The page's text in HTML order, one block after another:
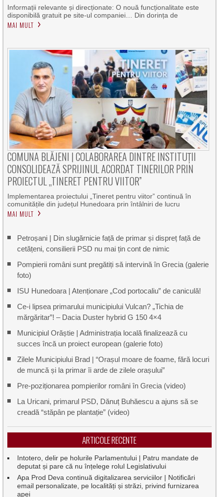
Informații relevante și direcționate: O nouă funcționalitate este
disponibilă gratuit pe site-ul companiei… Din dorința de
MAI MULT
COMUNA BLĂJENI | COLABORAREA DINTRE INSTITUȚII
CONSOLIDEAZĂ SPRIJINUL ACORDAT TINERILOR PRIN
PROIECTUL „TINERET PENTRU VIITOR”
Implementarea proiectului „Tineret pentru viitor” continuă în
comunitățile din județul Hunedoara prin întâlniri de lucru
MAI MULT
Petroșani | Din slugărnicie față de primar și dispreț față de
cetățeni, consilierii PSD nu mai țin cont de nimic
Pompierii români sunt pregătiți să intervină în Grecia (galerie
foto)
ISU Hunedoara | Atenționare „Cod portocaliu” de caniculă!
Ce-i lipsea primarului municipiului Vulcan? „Tichia de
mărgăritar”! – Dacia Duster hybrid G 150 4×4
Municipiul Orăștie | Administrația locală finalizează cu
succes încă un proiect european (galerie foto)
Zilele Municipiului Brad | “Orașul moare de foame, fără locuri
de muncă și la primar îi arde de zilele orașului”
Pre-poziționarea pompierilor români în Grecia (video)
La Uricani, primarul PSD, Dănuț Buhăescu a ajuns să se
creadă “stăpân pe plantație” (video)
ARTICOLE RECENTE
Intotero, delir pe holurile Parlamentului | Patru mandate de
deputat și pare că nu înțelege rolul Legislativului
Apa Prod Deva continuă digitalizarea serviciilor | Notificări
email personalizate, pe localități și străzi, privind furnizarea
apei